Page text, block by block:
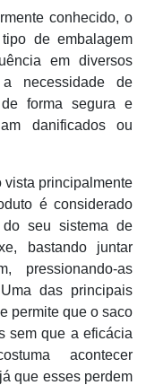
conhecido, o
de embalagem
em diversos
necessidade de
forma segura e
danificados ou
vista principalmente
é considerado
seu sistema de
bastando juntar
pressionando-as
das principais
permite que o saco
sem que a eficácia
acontecer
que esses perdem